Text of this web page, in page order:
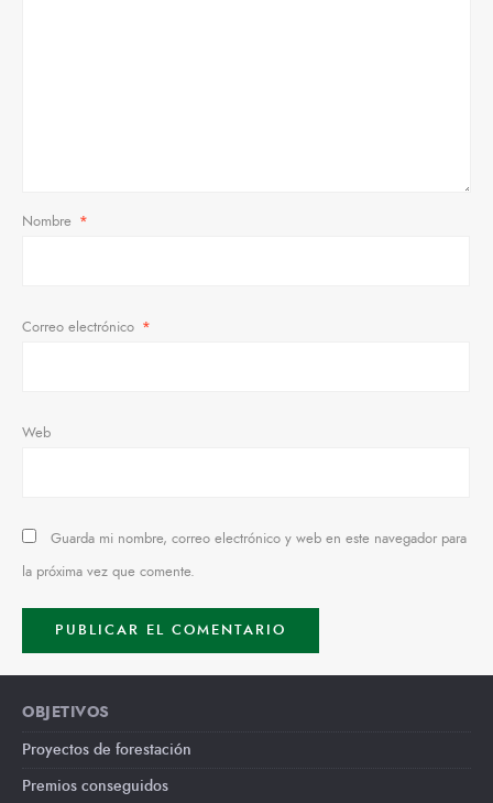
Nombre *
Correo electrónico *
Web
Guarda mi nombre, correo electrónico y web en este navegador para
la próxima vez que comente.
OBJETIVOS
Proyectos de forestación
Premios conseguidos